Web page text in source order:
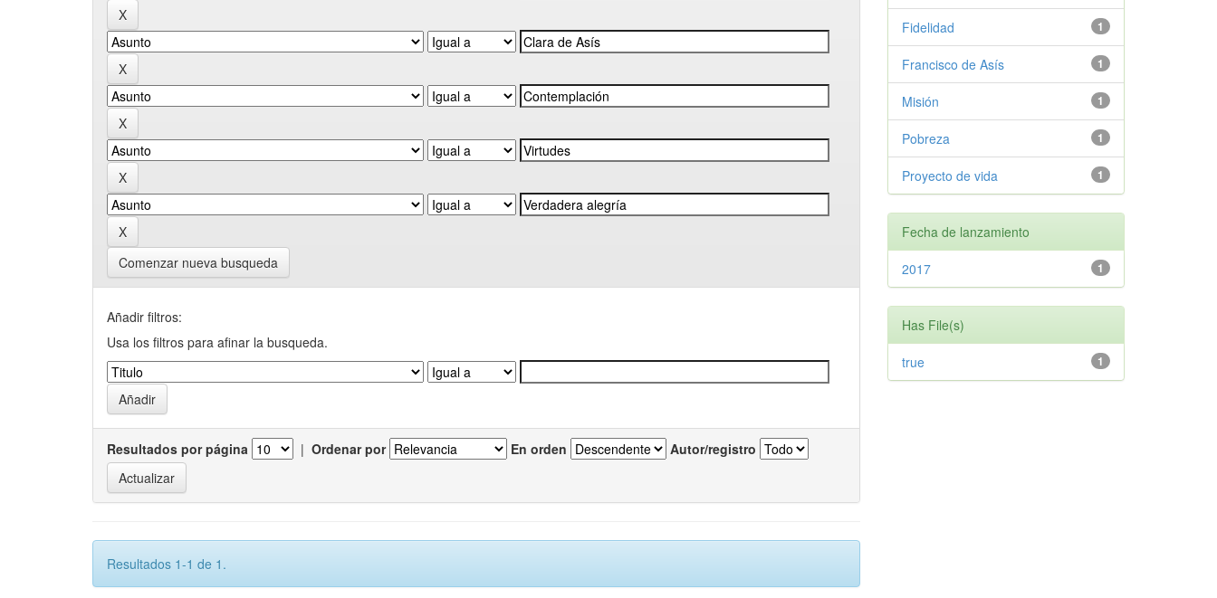
Comenzar nueva busqueda
Añadir filtros:
Usa los filtros para afinar la busqueda.
Resultados por página | Ordenar por En orden Autor/registro
Resultados 1-1 de 1.
1
Fidelidad
1
Francisco de Asís
1
Misión
1
Pobreza
1
Proyecto de vida
Fecha de lanzamiento
1
2017
Has File(s)
1
true